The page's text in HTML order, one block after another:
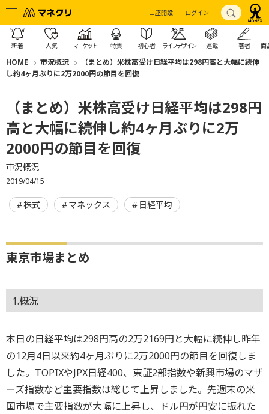
口座開設 ログイン
新着 人気 マーケット 特集 初心者 ライフデザイン 連載 著者 商
HOME 市況概況
（まとめ）米株高受け日経平均は298円高と大幅に続伸
し約4ヶ月ぶりに2万2000円の節目を回復
（まとめ）米株高受け日経平均は298円
高と大幅に続伸し約4ヶ月ぶりに2万
2000円の節目を回復
市況概況
2019/04/15
株式 マネックス 日経平均
東京市場まとめ
1.概況
本日の日経平均は298円高の2万2169円と大幅に続伸し昨年
の12月4日以来約4ヶ月ぶりに2万2000円の節目を回復しま
した。TOPIXやJPX日経400、東証2部指数や新興市場のマザ
ーズ指数など主要指数は総じて上昇しました。先週末の米
国市場で主要指数が大幅に上昇し、ドル円が円安に振れた